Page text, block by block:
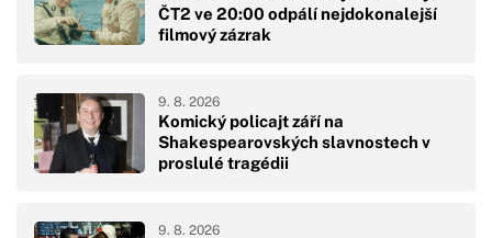
ČT2 ve 20:00 odpálí nejdokonalejší
filmový zázrak
Komický policajt září na
Shakespearovských slavnostech v
proslulé tragédii
9. 8. 2026
9. 8. 2026